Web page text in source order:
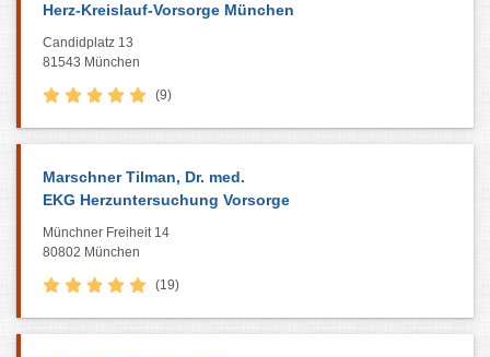
Herz-Kreislauf-Vorsorge München
Candidplatz 13
81543 München
(9)
Marschner Tilman, Dr. med.
EKG Herzuntersuchung Vorsorge
Münchner Freiheit 14
80802 München
(19)